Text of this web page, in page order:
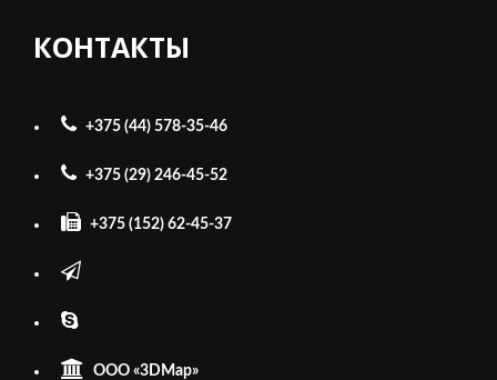
КОНТАКТЫ
+375 (44) 578-35-46
+375 (29) 246-45-52
+375 (152) 62-45-37
ООО «3DMap»